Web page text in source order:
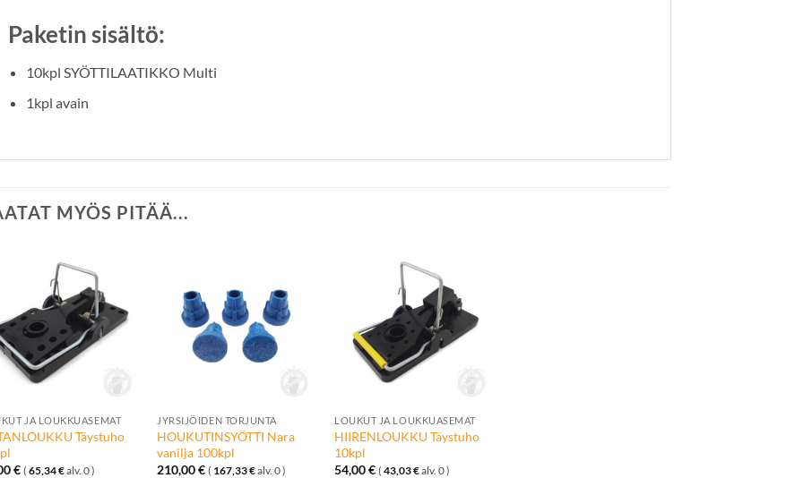
Paketin sisältö:
10kpl SYÖTTILAATIKKO Multi
1kpl avain
MYÖS PITÄÄ...
Lisää
toivelistalle
JA LOUKKUASEMAT
Täystuho
€ (65,34€alv. 0 )
Lisää
toivelistalle
JYRSIJÖIDEN TORJUNTA
HOUKUTINSYÖTTI Nara
vanilja 100kpl
210,00€ ( 167,33€alv. 0 )
Lisää
toivelistalle
LOUKUT JA LOUKKUASEMAT
HIIRENLOUKKU Täystuho
10kpl
54,00€ (43,03€alv. 0 )